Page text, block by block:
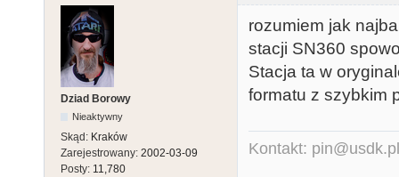
Dziad Borowy
Nieaktywny
Skąd: Kraków
Zarejestrowany: 2002-03-09
Posty: 11,780
rozumiem jak
stacji SN360
Stacja ta w
formatu z szybkim
Kontakt: pin@usdk.pl